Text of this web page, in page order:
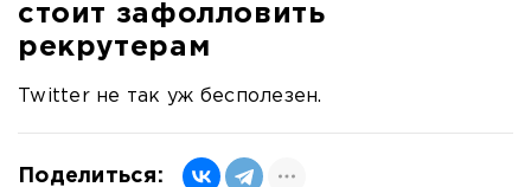
стоит зафолловить
рекрутерам
Twitter не так уж бесполезен.
Поделиться: